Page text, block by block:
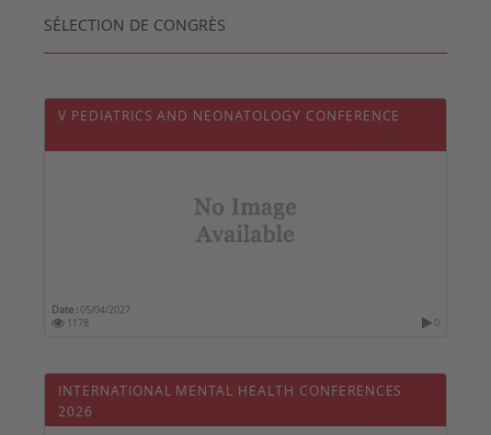
SÉLECTION DE CONGRÈS
V PEDIATRICS AND NEONATOLOGY CONFERENCE
Date :05/04/2027
1178
0
INTERNATIONAL MENTAL HEALTH CONFERENCES
2026